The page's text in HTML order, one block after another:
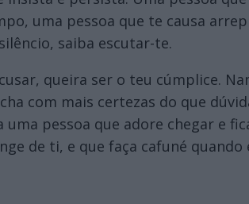
uma pessoa que te causa
saiba escutar-te.
queira ser o teu cúmplice.
com mais certezas do que
pessoa que adore chegar e
de ti, e que faça cafuné